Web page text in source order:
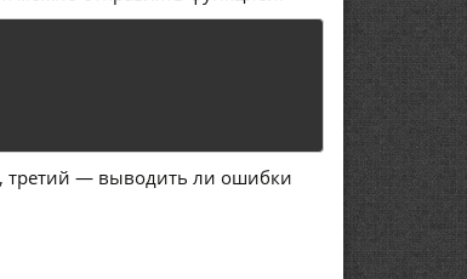
третий — выводить ли ошибки